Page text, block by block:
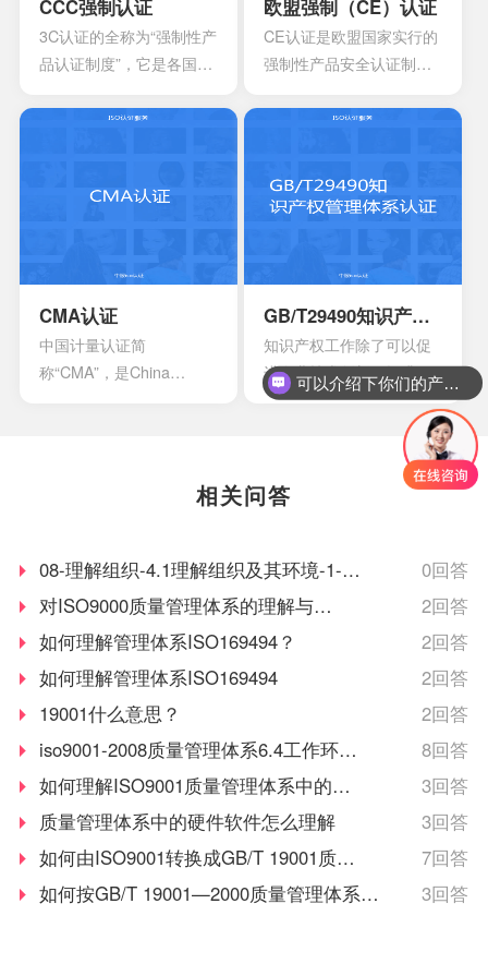
多方面过程能力的情况。
这时他们就会发现存在一
CCC强制认证
3C认证的全称为“强制性产
品认证制度”，它是各国**
安全、加强产品质量管
所谓3C认证，就是中国强
Certification，英文缩写
CCC。
欧盟强制（CE）认证
CE认证是欧盟国家实行的
强制性产品安全认证制
国家人民的生命财产安
有一定危险性的产品，比
认证。
CMA认证
中国计量认证简
称“CMA”，是China
文缩写。是根据中华人民
共和国计量法的规定，由
政部门对检测机构的检测
全面的认证及评价。这种
认证对象是所有对社会出
具公正数据的产品质量监
验室；如各种产品质量监
督检验站、环境检测站、
疾病预防控制中心等等。
GB/T29490知识产权管理体系认证
知识产权工作除了可以促
进企业技术创新，提升企
业核心竞争力，改善企业
市场竞争地位外，一些中
央部位和地方政府出台的
政策文件中，已经将企业
知识产权管理规范认证情
及高新技术企业、知识产
考条件，及早通过贯标认
证，将有利于企业享受有
关的国家政策，加快企业
相关问答
08-理解组织-4.1理解组织及其环境-1-
ISO9001质量管理体系-50集
0回答
对ISO9000质量管理体系的理解与认
识
2回答
如何理解管理体系ISO169494？
2回答
如何理解管理体系ISO169494
2回答
19001什么意思？
2回答
iso9001-2008质量管理体系6.4工作环境
的理解？
8回答
如何理解ISO9001质量管理体系中的产
品实现
3回答
质量管理体系中的硬件软件怎么理解
3回答
如何由ISO9001转换成GB/T 19001质量
管理体系认证
7回答
如何按GB/T 19001—2000质量管理体系要
3回答
可以介绍下你们的产品么？